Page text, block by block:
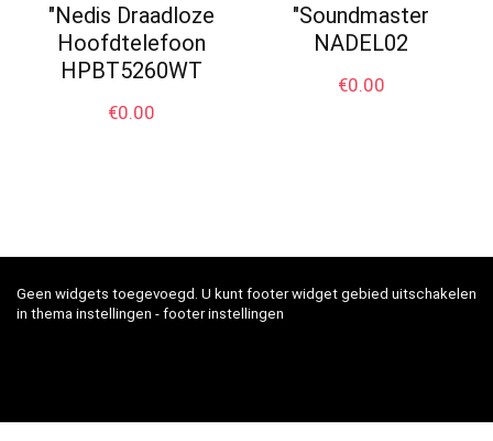
"Nedis Draadloze
Hoofdtelefoon
HPBT5260WT
€0.00
"Soundmaster
NADEL02
€0.00
Geen widgets toegevoegd. U kunt footer widget gebied uitschakelen
in thema instellingen - footer instellingen